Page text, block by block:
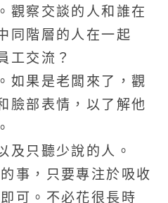
觀察交談的人和誰在
同階層的人在一起
工交流？
如果是老闆來了，觀
臉部表情，以了解他
及只聽少說的人。
事，只要專注於吸收
可。不必花很長時